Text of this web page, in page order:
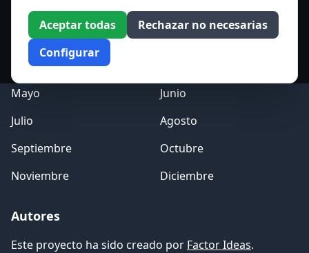
Aceptar todas
Rechazar no necesarias
Configurar
Acceso a los Meses
Enero
Febrero
Marzo
Mayo
Junio
Julio
Agosto
Septiembre
Octubre
Noviembre
Diciembre
Autores
Este proyecto ha sido creado por Factor Ideas.